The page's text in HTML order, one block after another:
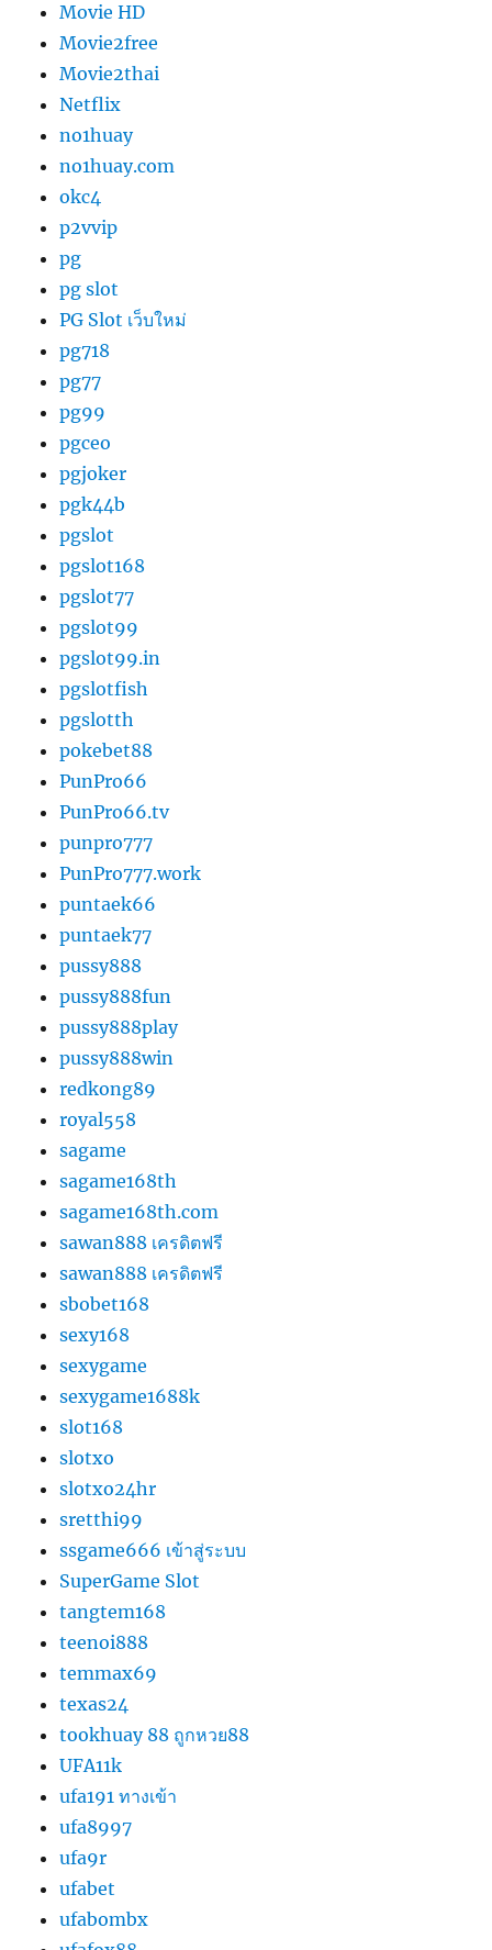
Movie HD
Movie2free
Movie2thai
Netflix
no1huay
no1huay.com
okc4
p2vvip
pg
pg slot
PG Slot เว็บใหม่
pg718
pg77
pg99
pgceo
pgjoker
pgk44b
pgslot
pgslot168
pgslot77
pgslot99
pgslot99.in
pgslotfish
pgslotth
pokebet88
PunPro66
PunPro66.tv
punpro777
PunPro777.work
puntaek66
puntaek77
pussy888
pussy888fun
pussy888play
pussy888win
redkong89
royal558
sagame
sagame168th
sagame168th.com
sawan888 เครดิตฟรี
sawan888 เครดิตฟรี
sbobet168
sexy168
sexygame
sexygame1688k
slot168
slotxo
slotxo24hr
sretthi99
ssgame666 เข้าสู่ระบบ
SuperGame Slot
tangtem168
teenoi888
temmax69
texas24
tookhuay 88 ถูกหวย88
UFA11k
ufa191 ทางเข้า
ufa8997
ufa9r
ufabet
ufabombx